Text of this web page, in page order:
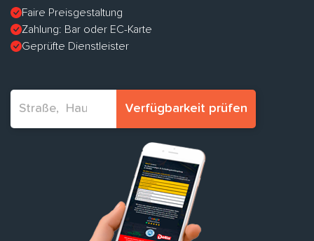
Faire Preisgestaltung
Zahlung: Bar oder EC-Karte
Geprüfte Dienstleister
Verfügbarkeit prüfen